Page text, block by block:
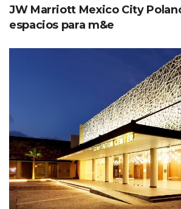
JW Marriott Mexico City
espacios para m&e